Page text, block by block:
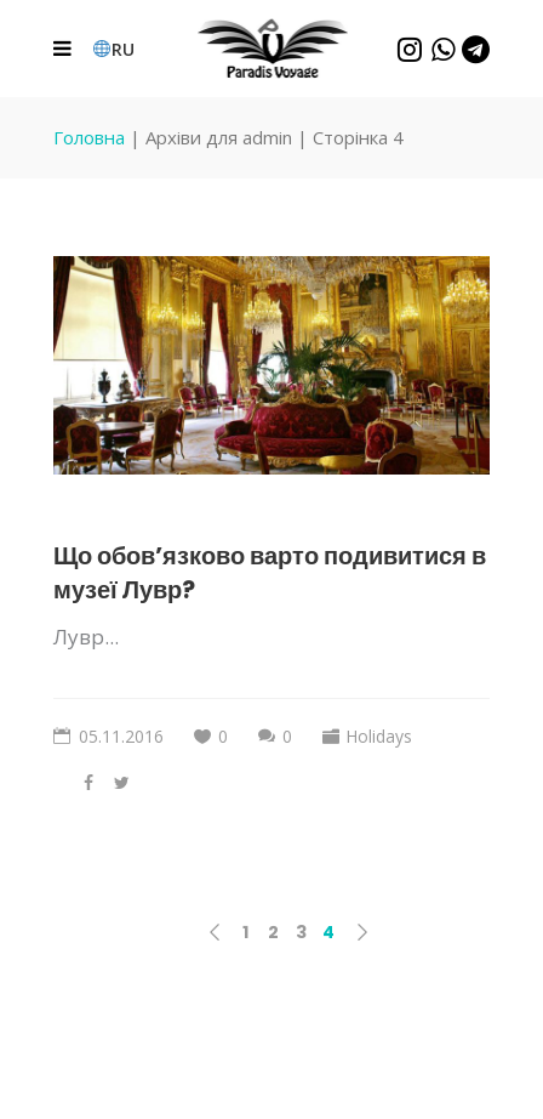
RU
Головна | Архіви для admin | Сторінка 4
Що обов’язково варто подивитися в
музеї Лувр?
Лувр...
05.11.2016 0 0 Holidays
1 2 3 4